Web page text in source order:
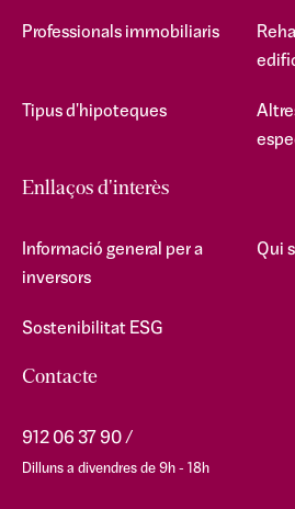
Professionals immobiliaris
Tipus d'hipoteques
Enllaços d'interès
Informació general per a
inversors
Qui
Sostenibilitat ESG
Contacte
912 06 37 90
Dilluns a divendres de 9h - 18h